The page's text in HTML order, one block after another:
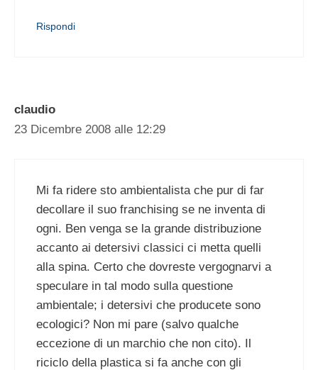
Rispondi
claudio
23 Dicembre 2008 alle 12:29
Mi fa ridere sto ambientalista che pur di far
decollare il suo franchising se ne inventa di
ogni. Ben venga se la grande distribuzione
accanto ai detersivi classici ci metta quelli
alla spina. Certo che dovreste vergognarvi a
speculare in tal modo sulla questione
ambientale; i detersivi che producete sono
ecologici? Non mi pare (salvo qualche
eccezione di un marchio che non cito). Il
riciclo della plastica si fa anche con gli